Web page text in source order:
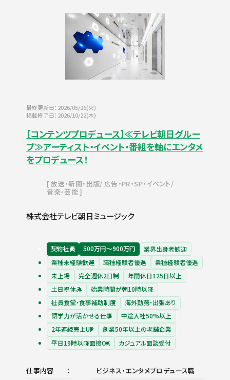
最終更新日：2026/05/26(火)
掲載終了日：2026/10/22(木)
【コンテンツプロデュース】≪テレビ朝日グルー
プ≫アーティスト・イベント・番組を軸にエンタメ
をプロデュース！
放送・新聞・出版 広告・PR・SP・イベント
音楽・芸能
株式会社テレビ朝日ミュージック
契約社員 500万円〜900万円
業界出身者歓迎
業種未経験歓迎
職種経験者優遇
業種経験者優遇
未上場
完全週休2日制
年間休日125日以上
土日祝休み
始業時間が朝10時以降
社員食堂・食事補助制度
海外勤務・出張あり
語学力が活かせる仕事
中途入社50%以上
2年連続売上UP
創業50年以上の老舗企業
平日19時以降面接OK
カジュアル面談受付
仕事内容
ビジネス・エンタメプロデュース職